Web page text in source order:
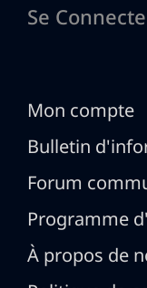
Se
Mon compte
Bulletin
Forum
Programme
À propos de